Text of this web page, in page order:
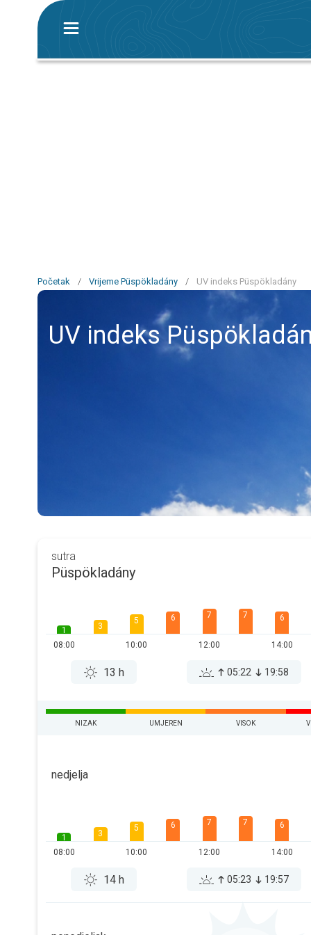
Početak / Vrijeme Püspökladány / UV indeks Püspökladány
UV indeks
sutra
Püspökladány
1
08:00
3
5
10:00
6 7
12:00
7 6
14:00
13 h 05:22 19:58
NIZAK UMJEREN VISOK
nedjelja
1
08:00
3
5
10:00
6 7
12:00
7 6
14:00
14 h 05:23 19:57